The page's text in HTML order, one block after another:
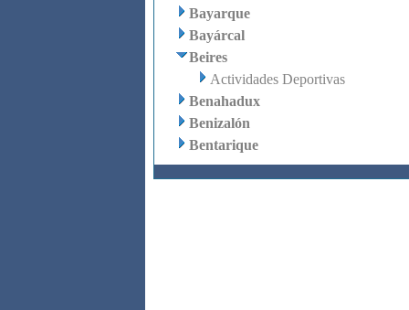
Bayarque
Bayárcal
Beires
Actividades Deportivas
Benahadux
Benizalón
Bentarique